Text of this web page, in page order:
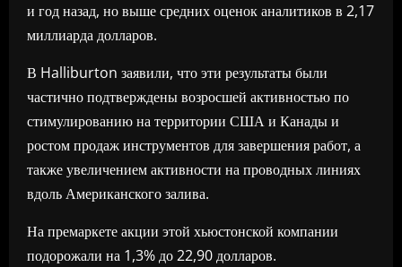
и год назад, но выше средних оценок аналитиков в 2,17
миллиарда долларов.
В Halliburton заявили, что эти результаты были
частично подтверждены возросшей активностью по
стимулированию на территории США и Канады и
ростом продаж инструментов для завершения работ, а
также увеличением активности на проводных линиях
вдоль Американского залива.
На премаркете акции этой хьюстонской компании
подорожали на 1,3% до 22,90 долларов.